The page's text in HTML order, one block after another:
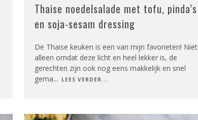
Thaise noedelsalade met tofu, pinda’s
en soja-sesam dressing
De Thaise keuken is een van mijn favorieten! Niet
alleen omdat deze licht en heel lekker is, de
gerechten zijn ook nog eens makkelijk en snel
gema... LEES VERDER...